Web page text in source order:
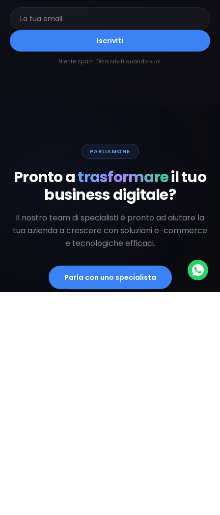
Iscriviti
Niente spam. Disiscriviti quando vuoi.
PARLIAMONE
Pronto atrasformareil tuo
business digitale?
Il nostro team di specialisti è pronto ad aiutare la
tua azienda a crescere con soluzioni e-commerce
e tecnologiche efficaci.
Parla con uno specialista